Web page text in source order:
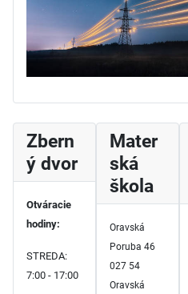
Zbern
ý dvor
Otváracie
hodiny:
STREDA:
7:00 - 17:00
Mater
ská
škola
Oravská
Poruba 46
027 54
Oravská